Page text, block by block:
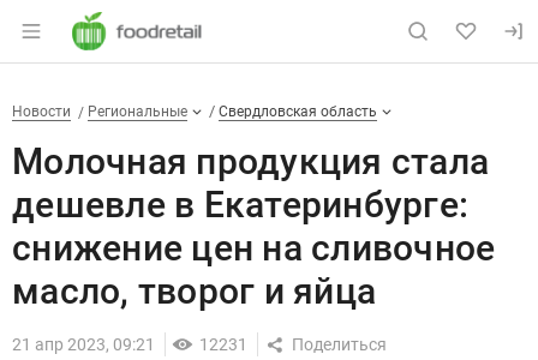
Раздел навигации по сайту
Молочная продукция стала
Новости
Разделы
Новости Региональные Свердловская область
Молочная продукция стала
дешевле в Екатеринбурге:
снижение цен на сливочное
масло, творог и яйца
21 апр 2023, 09:21 12231